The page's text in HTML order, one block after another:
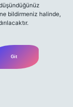
bildirmeniz halinde,